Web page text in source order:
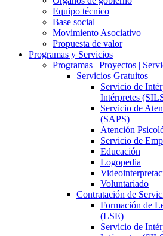
Equipo técnico
Base social
Movimiento Asociativo
Propuesta de valor
Programas y Servicios
Programas | Proyectos |
Servicios Gratuitos
Servicio de
Intérpretes
Servicio de
(SAPS)
Atención
Servicio de
Educación
Logopedia
Voluntariado
Contratación de
Formación de
(LSE)
Servicio de